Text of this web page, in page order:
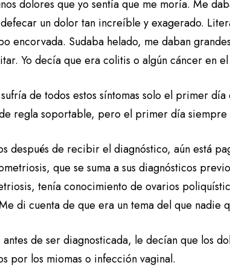
dolores que yo sentía que me moría. Me
un dolor tan increíble y exagerado.
encorvada. Sudaba helado, me daban
Yo decía que era colitis o algún cáncer en el
sufría de todos estos síntomas solo el primer
regla soportable, pero el primer día siempre
después de recibir el diagnóstico, aún está
que se suma a sus diagnósticos
tenía conocimiento de ovarios
di cuenta de que era un tema del que nadie
antes de ser diagnosticada, le decían que los
por los miomas o infección vaginal.